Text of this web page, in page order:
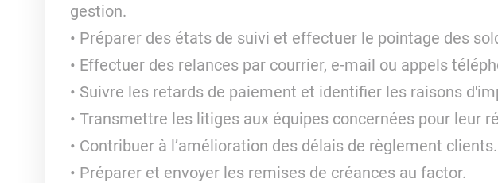
gestion.
Préparer des états de suivi et effectuer le pointage des
Effectuer des relances par courrier, e-mail ou appels
Suivre les retards de paiement et identifier les raisons
Transmettre les litiges aux équipes concernées pour leur
Contribuer à l’amélioration des délais de règlement clients.
Préparer et envoyer les remises de créances au factor.